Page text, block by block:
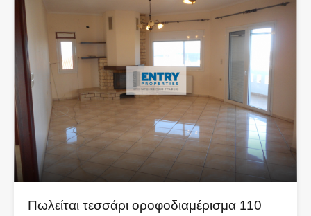
Πωλείται τεσσάρι οροφοδιαμέρισμα 110